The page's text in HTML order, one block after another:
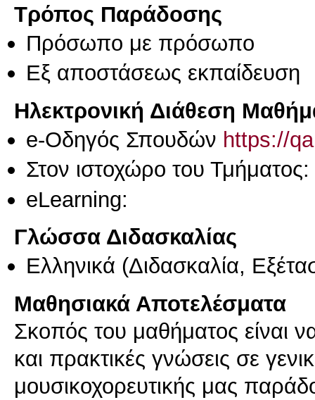
Τρόπος Παράδοσης
Πρόσωπο με πρόσωπο
Eξ απoστάσεως εκπαίδευση
Ηλεκτρονική Διάθεση
e-Οδηγός Σπουδών https://
Στον ιστοχώρο του Τμήματος:
eLearning:
Γλώσσα Διδασκαλίας
Ελληνικά (Διδασκαλία,
Μαθησιακά Αποτελέσματα
Σκοπός του μαθήματος είναι
και πρακτικές γνώσεις σε
μουσικοχορευτικής μας